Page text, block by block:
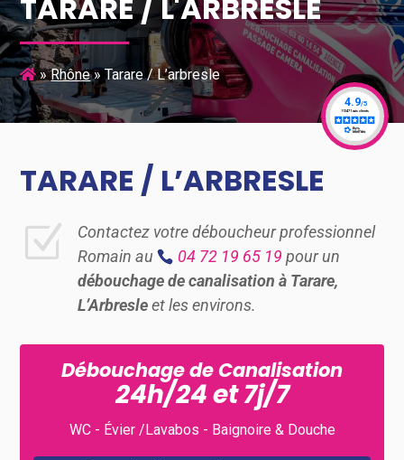
TARARE / L'ARBRESLE
»Rhône»Tarare / L’arbresle
TARARE / L’ARBRESLE
Z
Contactez votre déboucheur professionnel
Romain au
04 72 19 65 19 pour un
débouchage de canalisation à Tarare,
L’Arbresleet les environs.
Débouchage de Canalisation
24h/24 et 7j/7
WC - Évier /Lavabos - Baignoire & Douche